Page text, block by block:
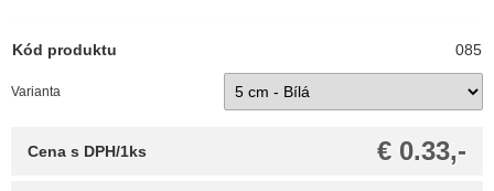
Kód produktu 085
Varianta
€ 0.33,-
Cena s DPH/1ks